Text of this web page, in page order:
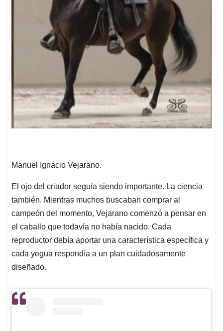
Manuel Ignacio Vejarano.
El ojo del criador seguía siendo importante. La ciencia
también. Mientras muchos buscaban comprar al
campeón del momento, Vejarano comenzó a pensar en
el caballo que todavía no había nacido. Cada
reproductor debía aportar una característica específica y
cada yegua respondía a un plan cuidadosamente
diseñado.